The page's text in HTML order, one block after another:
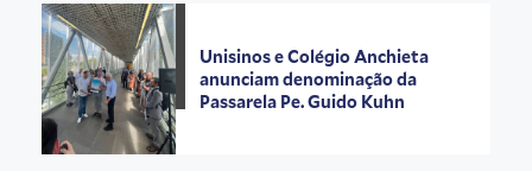
Unisinos e Colégio Anchieta
anunciam denominação da
Passarela Pe. Guido Kuhn